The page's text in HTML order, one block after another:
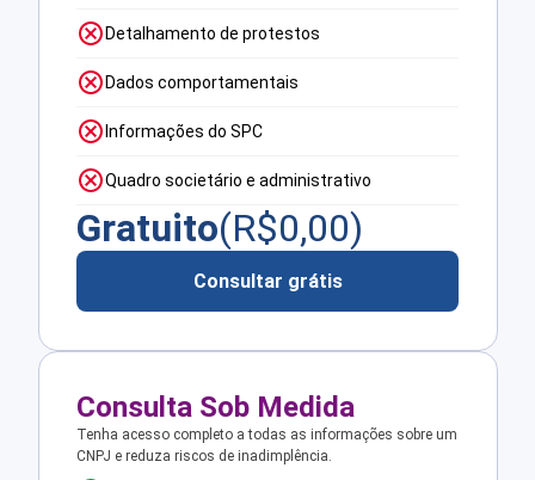
Detalhamento de protestos
Dados comportamentais
Informações do SPC
Quadro societário e administrativo
Gratuito(R$0,00)
Consultar grátis
Consulta Sob Medida
Tenha acesso completo a todas as informações sobre um
CNPJ e reduza riscos de inadimplência.